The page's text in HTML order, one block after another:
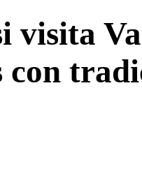
visita